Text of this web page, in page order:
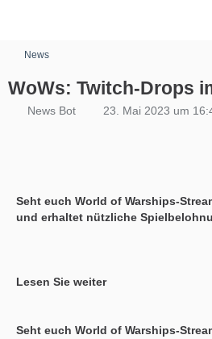
News
WoWs: Twitch-Drops
News Bot 23. Mai 2023 um
Seht euch World of Warships-
und erhaltet nützliche
Lesen Sie weiter
Seht euch World of Warships-